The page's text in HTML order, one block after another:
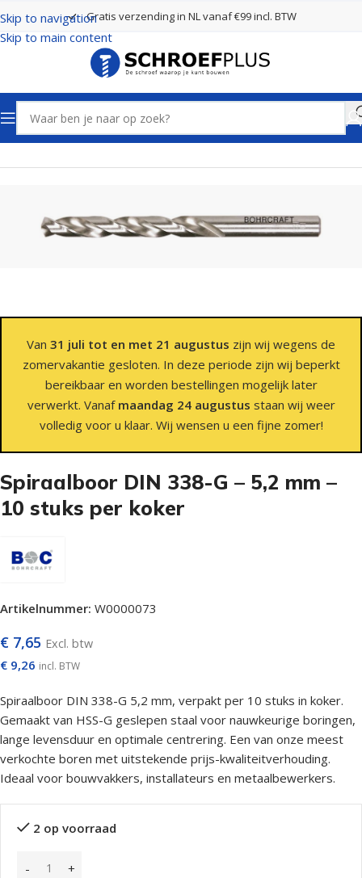
Skip to navigation
Skip to main content
Gratis verzending in NL vanaf €99 incl. BTW
Home Boren Spiraalboren
Van 31 juli tot en met 21 augustus zijn wij wegens de
zomervakantie gesloten. In deze periode zijn wij beperkt
bereikbaar en worden bestellingen mogelijk later
verwerkt. Vanaf maandag 24 augustus staan wij weer
volledig voor u klaar. Wij wensen u een fijne zomer!
Spiraalboor DIN 338-G – 5,2 mm –
10 stuks per koker
Artikelnummer: W0000073
€ 7,65 Excl. btw
€ 9,26 incl. BTW
Spiraalboor DIN 338-G 5,2 mm, verpakt per 10 stuks in koker.
Gemaakt van HSS-G geslepen staal voor nauwkeurige boringen,
lange levensduur en optimale centrering. Een van onze meest
verkochte boren met uitstekende prijs-kwaliteitverhouding.
Ideaal voor bouwvakkers, installateurs en metaalbewerkers.
2 op voorraad